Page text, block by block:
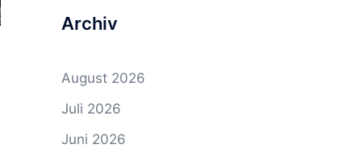
Archiv
August 2026
Juli 2026
Juni 2026